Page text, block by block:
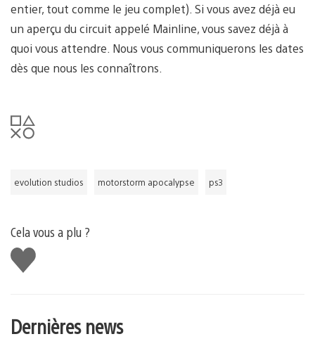
entier, tout comme le jeu complet). Si vous avez déjà eu
un aperçu du circuit appelé Mainline, vous savez déjà à
quoi vous attendre. Nous vous communiquerons les dates
dès que nous les connaîtrons.
evolution studios motorstorm apocalypse ps3
Cela vous a plu ?
J'aime
Dernières news